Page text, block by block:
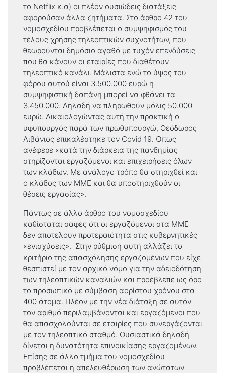
το Netflix κ.α) οι πλέον ουσιώδεις διατάξεις
αφορούσαν άλλα ζητήματα. Στο άρθρο 42 του
νομοσχεδίου προβλέπεται ο συμψηφισμός του
τέλους χρήσης τηλεοπτικών συχνοτήτων, που
θεωρούνται δημόσιο αγαθό με τυχόν επενδύσεις
που θα κάνουν οι εταιρίες που διαθέτουν
τηλεοπτικό κανάλι. Μάλιστα ενώ το ύψος του
φόρου αυτού είναι 3.500.000 ευρώ η
συμψηφιστική δαπάνη μπορεί να φθάνει τα
3.450.000. Δηλαδή να πληρωθούν μόλις 50.000
ευρώ. Δικαιολογώντας αυτή την πρακτική ο
υφυπουργός παρά των πρωθυπουργώ, Θεόδωρος
Λιβάνιος επικαλέστηκε τον Covid 19. Όπως
ανέφερε «κατά την διάρκεια της πανδημίας
στηρίζονται εργαζόμενοι και επιχειρήσεις όλων
των κλάδων. Με ανάλογο τρόπο θα στηριχθεί και
ο κλάδος των ΜΜΕ και θα υποστηριχθούν οι
θέσεις εργασίας».
Πάντως σε άλλο άρθρο του νομοσχεδίου
καθίσταται σαφές ότι οι εργαζόμενοι στα ΜΜΕ
δεν αποτελούν προτεραιότητα στις κυβερνητικές
«ενισχύσεις». Στην ρύθμιση αυτή αλλάζει το
κριτήριο της απασχόλησης εργαζομένων που είχε
θεσπιστεί με τον αρχικό νόμο για την αδειοδότηση
των τηλεοπτικών καναλιών και προέβλεπε ως όρο
το προσωπικό με σύμβαση αορίστου χρόνου στα
400 άτομα. Πλέον με την νέα διάταξη σε αυτόν
τον αριθμό περιλαμβάνονται και εργαζόμενοι που
θα απασχολούνται σε εταιρίες που συνεργάζονται
με τον τηλεοπτικό σταθμό. Ουσιαστικά δηλαδή
δίνεται η δυνατότητα επινοικίασης εργαζομένων.
Επίσης σε άλλο τμήμα του νομοσχεδίου
προβλέπεται η απελευθέρωση των ανώτατων